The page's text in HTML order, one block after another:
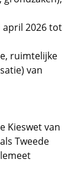
april 2026 tot
ruimtelijke
van
Kieswet van
Tweede